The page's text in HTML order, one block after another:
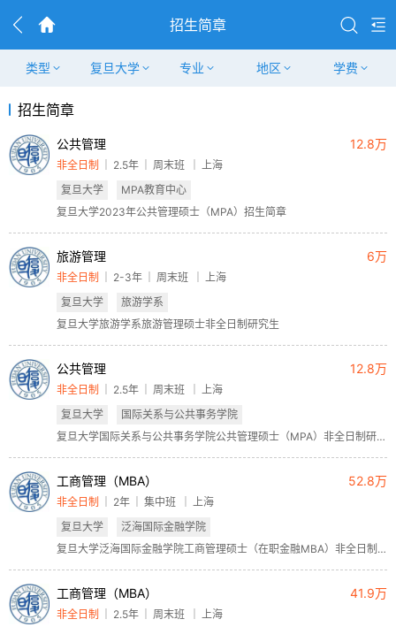
招生简章
类型 复旦大学 专业 地区 学费
招生简章
公共管理 12.8万
非全日制 2.5年 周末班
上海
复旦大学
MPA教育中心
复旦大学2023年公共管理硕士（MPA）招生简章
旅游管理 6万
非全日制 2-3年 周末班
上海
复旦大学
旅游学系
复旦大学旅游学系旅游管理硕士非全日制研究生
公共管理 12.8万
非全日制 2.5年 周末班
上海
复旦大学
国际关系与公共事务学院
复旦大学国际关系与公共事务学院公共管理硕士（MPA）非全日制研究生
工商管理（MBA） 52.8万
非全日制 2年 集中班
上海
复旦大学
泛海国际金融学院
复旦大学泛海国际金融学院工商管理硕士（在职金融MBA）非全日制研究生
工商管理（MBA） 41.9万
非全日制 2.5年 周末班
上海